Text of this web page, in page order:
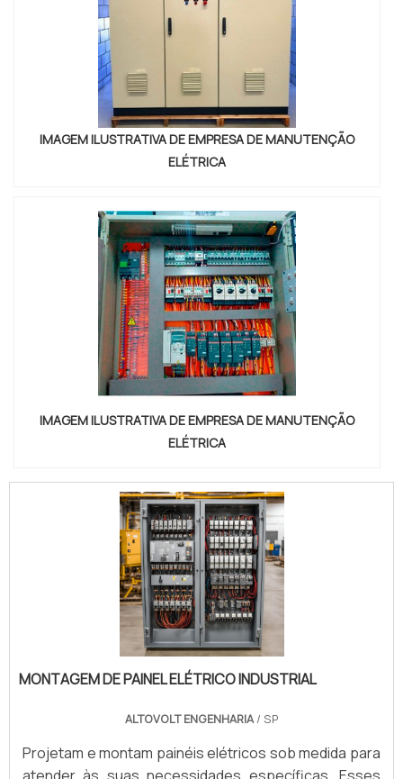
IMAGEM ILUSTRATIVA DE EMPRESA DE MANUTENÇÃO
ELÉTRICA
IMAGEM ILUSTRATIVA DE EMPRESA DE MANUTENÇÃO
ELÉTRICA
MONTAGEM DE PAINEL ELÉTRICO INDUSTRIAL
ALTOVOLT ENGENHARIA/ SP
Projetam e montam painéis elétricos sob medida para